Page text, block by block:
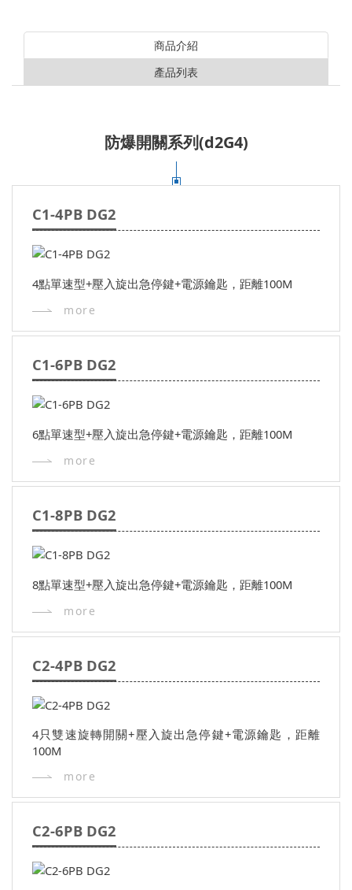
商品介紹
產品列表
防爆開關系列(d2G4)
C1-4PB DG2
4點單速型+壓入旋出急停鍵+電源鑰匙，距離100M
more
C1-6PB DG2
6點單速型+壓入旋出急停鍵+電源鑰匙，距離100M
more
C1-8PB DG2
8點單速型+壓入旋出急停鍵+電源鑰匙，距離100M
more
C2-4PB DG2
4只雙速旋轉開關+壓入旋出急停鍵+電源鑰匙，距離
100M
more
C2-6PB DG2